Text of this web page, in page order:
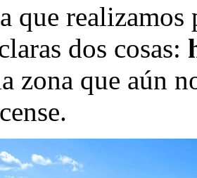
que
dos cosas:
zona que aún